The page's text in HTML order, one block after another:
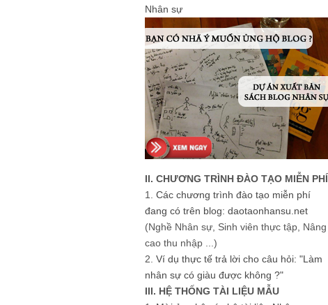
Nhân sự
II. CHƯƠNG TRÌNH ĐÀO TẠO MIỄN PHÍ
1. Các chương trình đào tạo miễn phí
đang có trên blog: daotaonhansu.net
(Nghề Nhân sự, Sinh viên thực tập, Nâng
cao thu nhập ...)
2. Ví dụ thực tế trả lời cho câu hỏi: "Làm
nhân sự có giàu được không ?"
III. HỆ THỐNG TÀI LIỆU MẪU